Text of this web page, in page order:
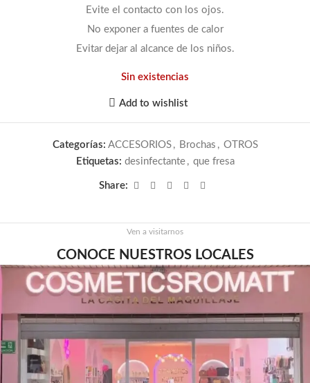
Evite el contacto con los ojos.
No exponer a fuentes de calor
Evitar dejar al alcance de los niños.
Sin existencias
Add to wishlist
Categorías: ACCESORIOS , Brochas , OTROS
Etiquetas: desinfectante , que fresa
Share:
Ven a visitarnos
CONOCE NUESTROS LOCALES